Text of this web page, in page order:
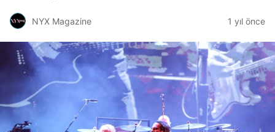
NYX Magazine 1 yıl önce